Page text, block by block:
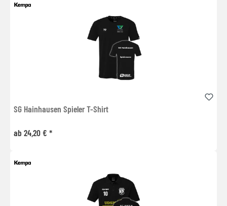
SG Hainhausen Spieler T-Shirt
ab 24,20 € *